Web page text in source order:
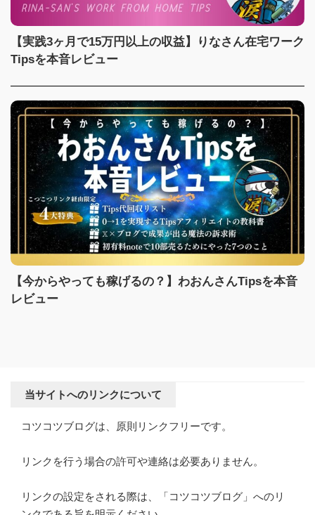
【実践3ヶ月で15万円以上の収益】りなさん在宅ワーク
Tipsを本音レビュー
【今からやっても稼げるの？】わおんさんTipsを本音
レビュー
当サイトへのリンクについて
コツコツブログは、原則リンクフリーです。
リンクを行う場合の許可や連絡は必要ありません。
リンクの設定をされる際は、「コツコツブログ」へのリ